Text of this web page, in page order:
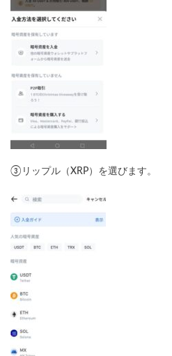
③リップル（XRP）を選びます。